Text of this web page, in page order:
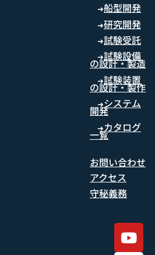
➜船型開発
➜研究開発
➜試験受託
➜試験設備
の設計・製造
➜試験装置
の設計・製作
➜システム
開発
➜ カタログ
一覧
お問い合わせ
アクセス
守秘義務